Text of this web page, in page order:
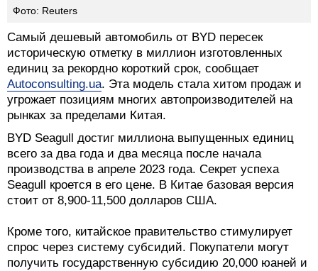
Фото: Reuters
Самый дешевый автомобиль от BYD пересек
историческую отметку в миллион изготовленных
единиц за рекордно короткий срок, сообщает
Аutoconsulting.ua. Эта модель стала хитом продаж и
угрожает позициям многих автопроизводителей на
рынках за пределами Китая.
BYD Seagull достиг миллиона выпущенных единиц
всего за два года и два месяца после начала
производства в апреле 2023 года. Секрет успеха
Seagull кроется в его цене. В Китае базовая версия
стоит от 8,900-11,500 долларов США.
Кроме того, китайское правительство стимулирует
спрос через систему субсидий. Покупатели могут
получить государственную субсидию 20,000 юаней и